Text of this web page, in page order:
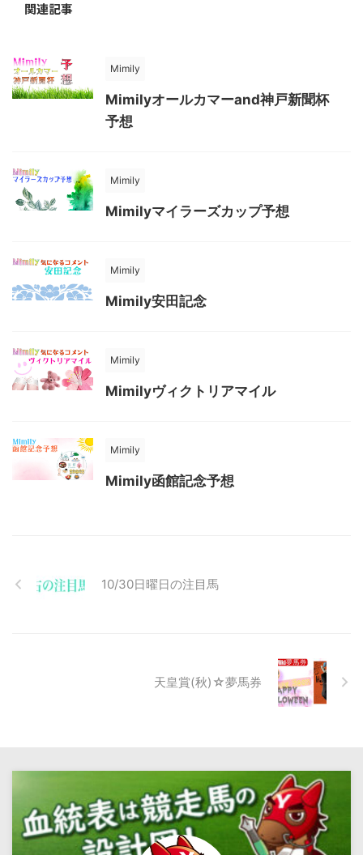
関連記事
Mimily
Mimilyオールカマーand神戸新聞杯
予想
Mimily
Mimilyマイラーズカップ予想
Mimily
Mimily安田記念
Mimily
Mimilyヴィクトリアマイル
Mimily
Mimily函館記念予想
10/30日曜日の注目馬
天皇賞(秋)☆夢馬券